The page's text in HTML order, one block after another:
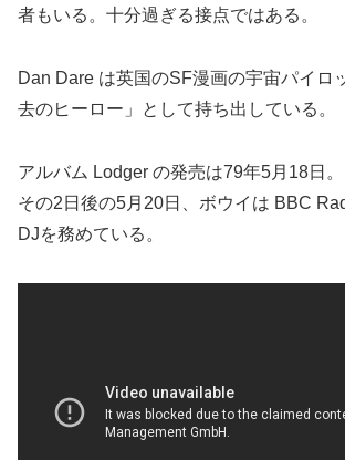
者もいる。十分過ぎる接点ではある。
Dan Dare は英国のSF漫画の宇宙パイロ
去のヒーロー」として持ち出している。
アルバム Lodger の発売は79年5月18日。
その2日後の5月20日、ボウイは BBC
DJを務めている。